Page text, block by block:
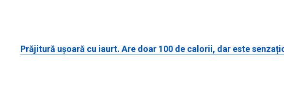
Prăjitură ușoară cu iaurt. Are doar 100 de calorii, dar este